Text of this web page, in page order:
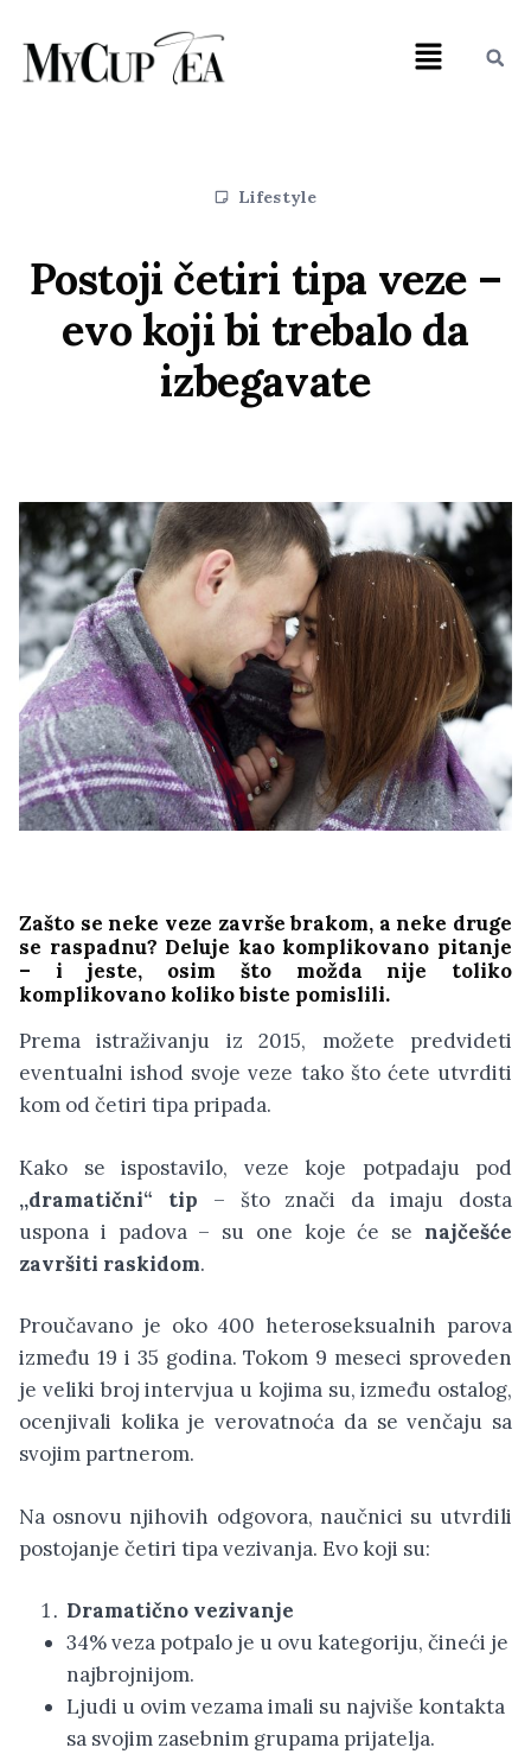
Lifestyle
Postoji četiri tipa veze –
evo koji bi trebalo da
izbegavate
Zašto se neke veze završe brakom, a neke druge
se raspadnu? Deluje kao komplikovano pitanje
– i jeste, osim što možda nije toliko
komplikovano koliko biste pomislili.
Prema istraživanju iz 2015, možete predvideti
eventualni ishod svoje veze tako što ćete utvrditi
kom od četiri tipa pripada.
Kako se ispostavilo, veze koje potpadaju pod
,,dramatični“ tip – što znači da imaju dosta
uspona i padova – su one koje će se najčešće
završiti raskidom.
Proučavano je oko 400 heteroseksualnih parova
između 19 i 35 godina. Tokom 9 meseci sproveden
je veliki broj intervjua u kojima su, između ostalog,
ocenjivali kolika je verovatnoća da se venčaju sa
svojim partnerom.
Na osnovu njihovih odgovora, naučnici su utvrdili
postojanje četiri tipa vezivanja. Evo koji su:
Dramatično vezivanje
34% veza potpalo je u ovu kategoriju, čineći je
najbrojnijom.
Ljudi u ovim vezama imali su najviše kontakta
sa svojim zasebnim grupama prijatelja.